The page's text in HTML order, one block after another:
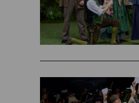
Kurier
„(Clemens
liebeshungrige,
aber auch